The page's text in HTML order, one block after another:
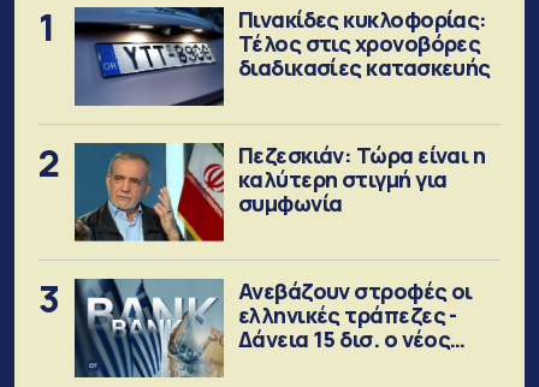
1
Πινακίδες κυκλοφορίας:
Τέλος στις χρονοβόρες
διαδικασίες κατασκευής
2
Πεζεσκιάν: Τώρα είναι η
καλύτερη στιγμή για
συμφωνία
3
Ανεβάζουν στροφές οι
ελληνικές τράπεζες -
Δάνεια 15 δισ. ο νέος